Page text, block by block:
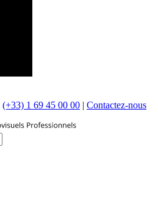
(+33) 1 69 45 00 00 | Contactez-nous